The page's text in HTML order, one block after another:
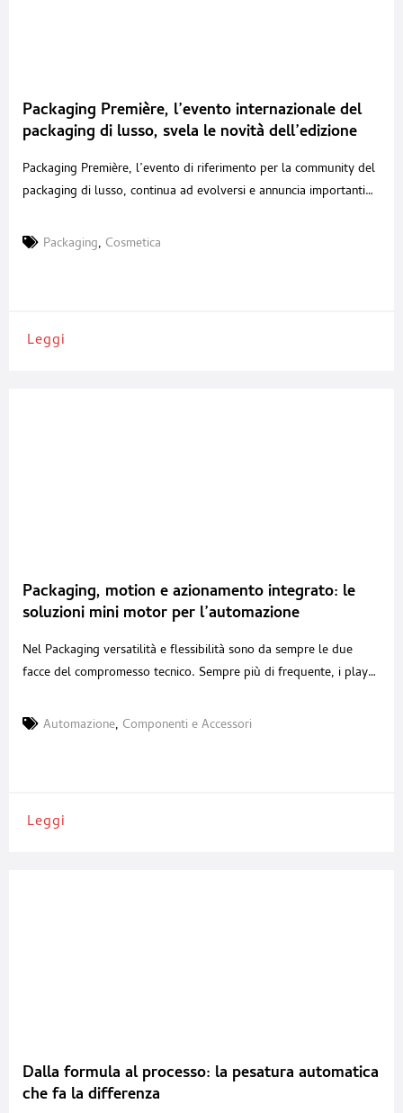
Packaging Première, l’evento internazionale del
packaging di lusso, svela le novità dell’edizione
Packaging Première, l’evento di riferimento per la community del
packaging di lusso, continua ad evolversi e annuncia importanti
maggio negli spazi di Allianz MiCo. L’evento amplia infatti il
Packaging, Cosmetica
Leggi
Packaging, motion e azionamento integrato: le
soluzioni mini motor per l’automazione
Nel Packaging versatilità e flessibilità sono da sempre le due
facce del compromesso tecnico. Sempre più di frequente, i player
grandi varietà di formati. In questo contesto, innovare significa
Automazione, Componenti e Accessori
Leggi
Dalla formula al processo: la pesatura automatica
che fa la differenza